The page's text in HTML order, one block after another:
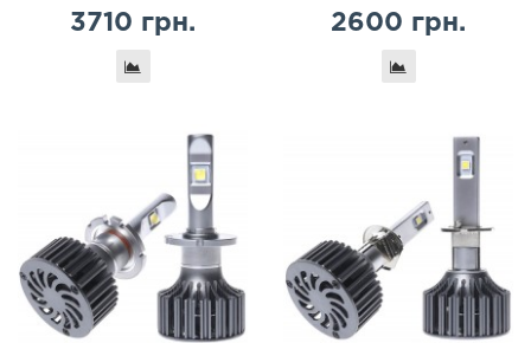
3710 грн. 2600 грн.